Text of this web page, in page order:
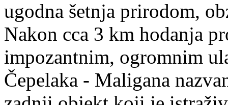
ugodna šetnja prirodom,
Nakon cca 3 km hodanja
impozantnim, ogromnim
Čepelaka - Maligana